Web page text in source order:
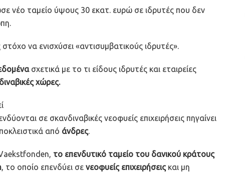
νέο ταμείο ύψους 30 εκατ. ευρώ σε ιδρυτές που δεν
να ενισχύσει «αντισυμβατικούς ιδρυτές».
σχετικά με το τι είδους ιδρυτές και εταιρείες
χώρες.
σε σκανδιναβικές νεοφυείς επιχειρήσεις πηγαίνει
από άνδρες.
το επενδυτικό ταμείο του δανικού κράτους
, το οποίο επενδύει σε νεοφυείς επιχειρήσεις και μη